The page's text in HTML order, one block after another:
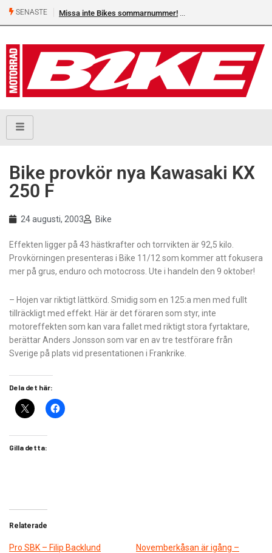
SENASTE Missa inte Bikes sommarnummer!
Bike provkör nya Kawasaki KX
250 F
24 augusti, 2003 Bike
Effekten ligger på 43 hästkrafter och torrvikten är 92,5 kilo.
Provkörningen presenteras i Bike 11/12 som kommer att fokusera
mer på grus, enduro och motocross. Ute i handeln den 9 oktober!
– Hojen var riktigt lättkörd. Smidig som en 125:a men med fullt
tillräckligt med effekt. Här är det föraren som styr, inte
motoreffekten som kan vara fallet med riktigt stora fyrtaktare,
berättar Anders Jonsson som var en av tre testförare från
Sverige på plats vid presentationen i Frankrike.
Dela det här:
Gilla detta:
Relaterade
Pro SBK – Filip Backlund
Novemberkåsan är igång –